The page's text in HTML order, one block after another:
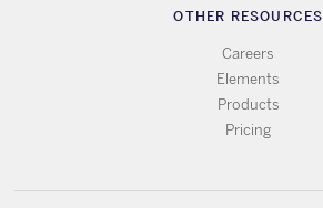
OTHER RESOURCES
Careers
Elements
Products
Pricing